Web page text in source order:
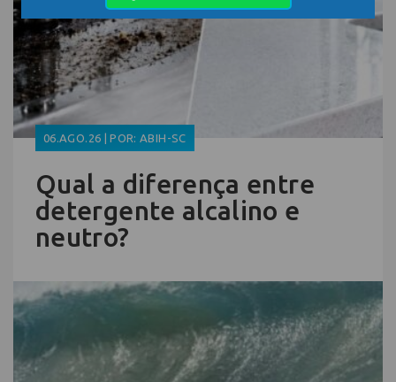
06.AGO.26 | POR: ABIH-SC
Qual a diferença entre
detergente alcalino e
neutro?